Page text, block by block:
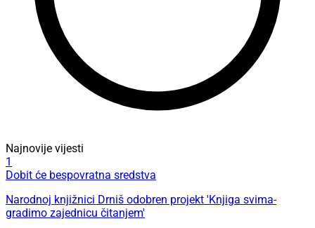
Najnovije vijesti
1
Dobit će bespovratna sredstva
Narodnoj knjižnici Drniš odobren projekt 'Knjiga svima-
gradimo zajednicu čitanjem'